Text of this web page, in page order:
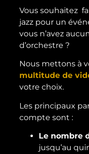
Vous souhaitez
jazz pour un
vous n’avez
d’orchestre ?
Nous mettons à
multitude de
votre choix.
Les principaux
compte sont :
Le nombre
jusqu’au